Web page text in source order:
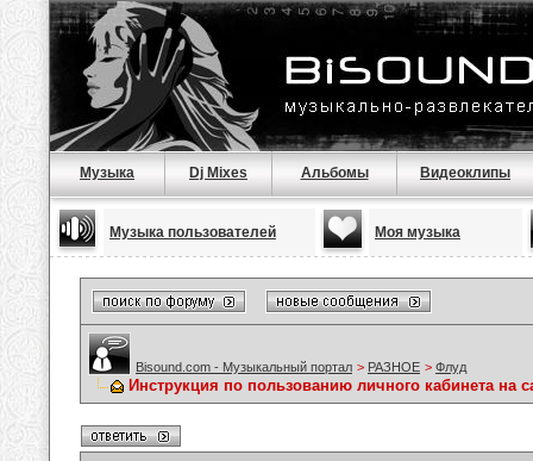
Музыка Dj Mixes Альбомы Видеоклипы
Музыка пользователей Моя музыка
Bisound.com - Музыкальный портал > РАЗНОЕ > Флуд
Инструкция по пользованию личного кабинета на